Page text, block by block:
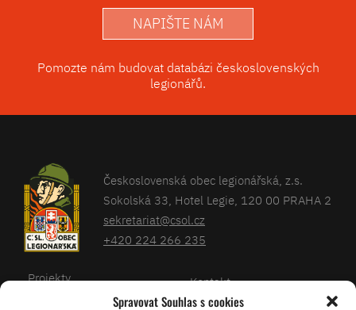
Spravovat Souhlas s cookies
NAPIŠTE NÁM
Pomozte nám budovat databázi československých
legionářů.
Československá obec legionářská, z.s.
Sokolská 33, Hotel Legie, 120 00 PRAHA 2
sekretariat@csol.cz
+420 224 266 235
Projekty
Kontakt